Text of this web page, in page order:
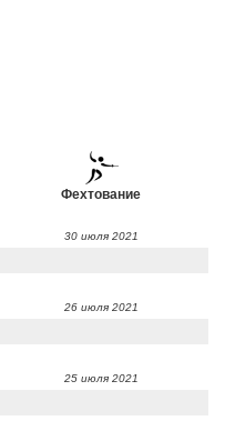
Фехтование
30 июля 2021
26 июля 2021
25 июля 2021